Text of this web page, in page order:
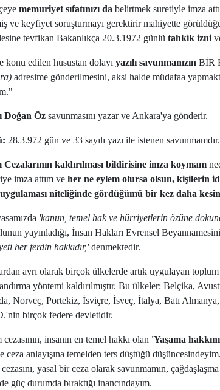
memuriyet sıfatınızı da belirtmek suretiyle imza
ve keyfiyet soruşturmayı gerektirir mahiyette
tevfikan Bakanlıkça 20.3.1972 günlü tahkik izni
konu edilen husustan dolayı yazılı savunmanızın BİR
adresime gönderilmesini, aksi halde müdafaa
Doğan Öz savunmasını yazar ve Ankara'ya gönderir.
28.3.972 gün ve 33 sayılı yazı ile istenen savunmamdır.
Cezalarının kaldırılması bildirisine imza koymam
imza attım ve her ne eylem olursa olsun, kişilerin
uygulaması niteliğinde gördüğümü bir kez daha
'kanun, temel hak ve hürriyetlerin özüne
yayınladığı, İnsan Hakları Evrensel
her ferdin hakkıdır,'denmektedir.
ayrı olarak birçok ülkelerde artık uygulayan
yöntemi kaldırılmıştır. Bu ülkeler: Belçika,
Norveç, Portekiz, İsviçre, İsveç, İtalya, Batı
birçok federe devletidir.
insanın en temel hakkı olan 'Yaşama
ceza anlayışına temelden ters düştüğü
yasal bir ceza olarak savunmamın,
güç durumda bıraktığı inancındayım.